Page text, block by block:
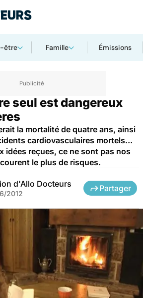
être Famille Émissions
seul est dangereux
la mortalité de quatre ans, ainsi
cardiovasculaires mortels…
idées reçues, ce ne sont pas nos
le plus de risques.
d'Allo Docteurs
2012
Partager